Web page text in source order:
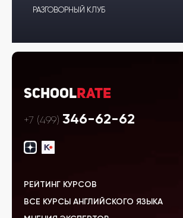
РАЗГОВОРНЫЙ КЛУБ
SchoolRate
+7 (499) 346-62-62
РЕЙТИНГ КУРСОВ
ВСЕ КУРСЫ АНГЛИЙСКОГО ЯЗЫКА